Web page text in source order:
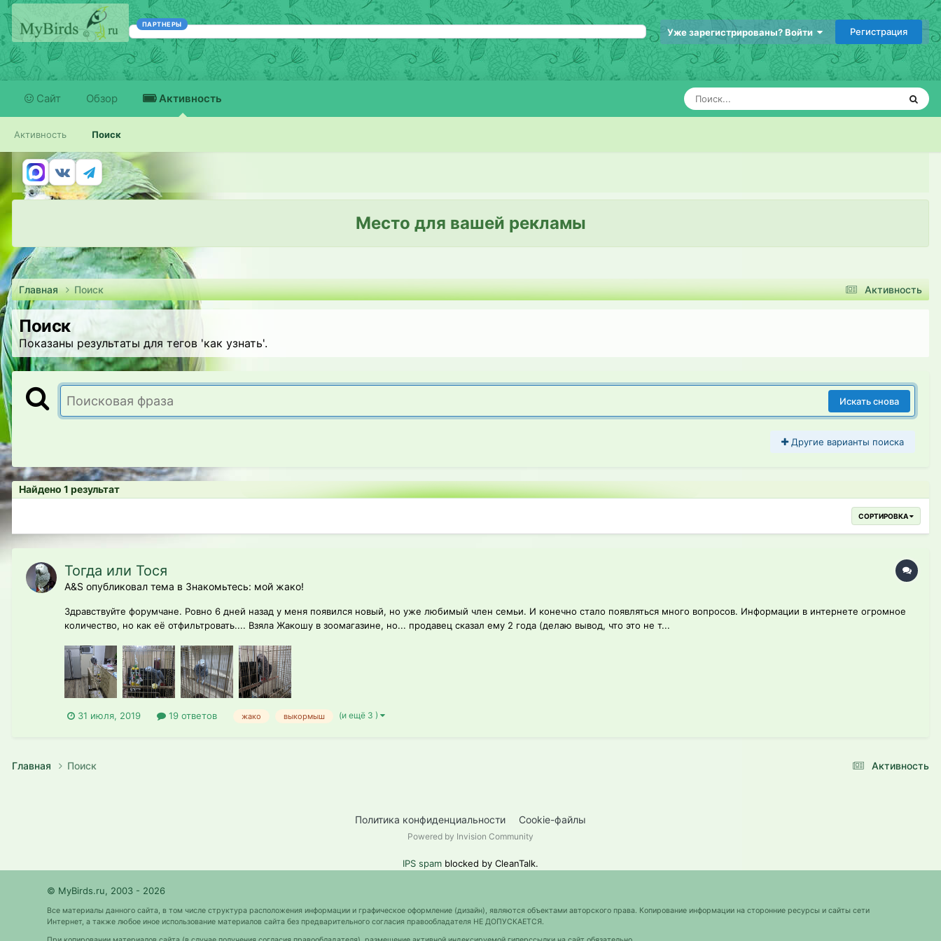
ПАРТНЕРЫ
Уже зарегистрированы? Войти Регистрация
Сайт Обзор Активность
Активность Поиск
Место для вашей рекламы
Активность
Главная Поиск
Поиск
Показаны результаты для тегов 'как узнать'.
Искать снова
Другие варианты поиска
Найдено 1 результат
СОРТИРОВКА
Тогда или Тося
A&S опубликовал тема в Знакомьтесь: мой жако!
Здравствуйте форумчане. Ровно 6 дней назад у меня появился новый, но уже любимый член семьи. И конечно стало появляться много вопросов. Информации в интернете огромное
количество, но как её отфильтровать.... Взяла Жакошу в зоомагазине, но... продавец сказал ему 2 года (делаю вывод, что это не т...
31 июля, 2019 19 ответов жако выкормыш (и ещё 3 )
Активность
Главная Поиск
Политика конфиденциальности Cookie-файлы
Powered by Invision Community
IPS spam blocked by CleanTalk.
© MyBirds.ru, 2003 - 2026
Все материалы данного сайта, в том числе структура расположения информации и графическое оформление (дизайн), являются объектами авторского права. Копирование информации на сторонние ресурсы и сайты сети
Интернет, а также любое иное использование материалов сайта без предварительного согласия правообладателя НЕ ДОПУСКАЕТСЯ.